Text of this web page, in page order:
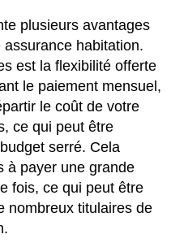
plusieurs avantages
assurance habitation.
est la flexibilité offerte
le paiement mensuel,
le coût de votre
ce qui peut être
serré. Cela
à payer une grande
fois, ce qui peut être
nombreux titulaires de